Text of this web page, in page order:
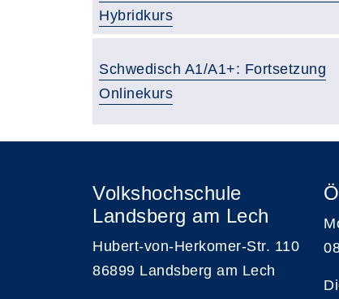
Hybridkurs
Schwedisch A1/A1+: Fortsetzung
Onlinekurs
Volkshochschule
Landsberg am Lech
Hubert-von-Herkomer-Str. 110
86899 Landsberg am Lech